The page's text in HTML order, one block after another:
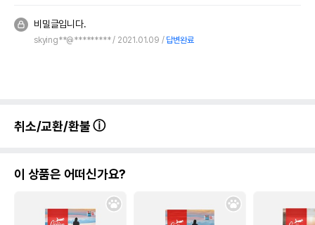
비밀글입니다.
skying**@********* 2021.01.09 답변완료
취소/교환/환불
이 상품은 어떠신가요?